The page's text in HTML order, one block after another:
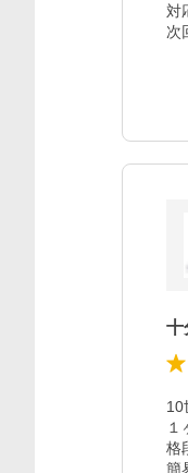
対
次
十
10
１
格
簡